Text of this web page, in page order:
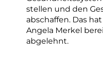
stellen und den
abschaffen. Das
Angela Merkel
abgelehnt.